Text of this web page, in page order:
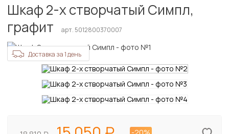
Шкаф 2-х створчатый Симпл,
графит
арт. 5012800370007
Доставка за 1 день